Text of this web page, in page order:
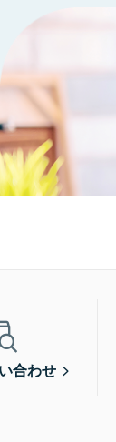
合わせ